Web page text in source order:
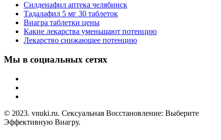
Силденафил аптека челябинск
Тадалафил 5 мг 30 таблеток
Виагра таблетки цены
Какие лекарства уменьшают потенцию
Лекарство снижающее потенцию
Мы в социальных сетях
© 2023. vnuki.ru. Сексуальная Восстановление: Выберите
Эффективную Виагру.